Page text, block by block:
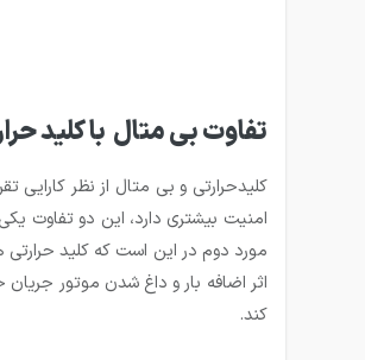
تفاوت بی متال با کلید
کلیدحرارتی و بی متال از نظر
امنیت بیشتری دارد، این دو تفاوت
مورد دوم در این است که کلید
اثر اضافه بار و داغ شدن موتور جریان
کند.